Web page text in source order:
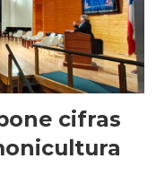
cifras